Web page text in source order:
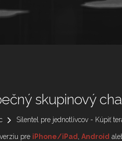
skupinový
Silentel pre jednotlivcov - Kúpiť
pre iPhone/iPad , Android